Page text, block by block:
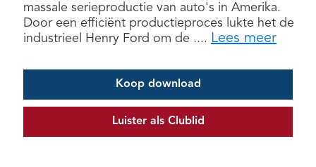
massale serieproductie van auto's in Amerika.
Door een efficiënt productieproces lukte het de
industrieel Henry Ford om de .... Lees meer
Koop download
Luister als Clublid